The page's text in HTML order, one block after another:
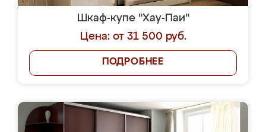
Шкаф-купе "Хау-Паи"
Цена: от 31 500 руб.
ПОДРОБНЕЕ